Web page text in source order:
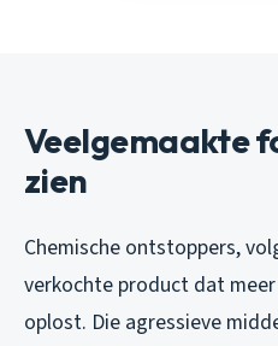
Veelgemaakte
zien
Chemische ontstoppers,
verkochte product dat
oplost. Die agressieve